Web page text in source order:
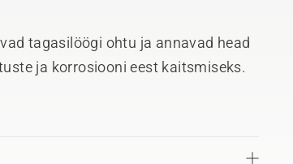
tagasilöögi ohtu ja annavad head
ja korrosiooni eest kaitsmiseks.